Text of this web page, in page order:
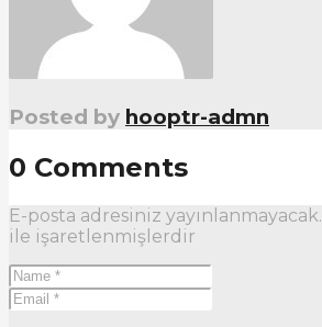
Posted by hooptr-admn
0 Comments
E-posta adresiniz yayınlanmayacak.
ile işaretlenmişlerdir